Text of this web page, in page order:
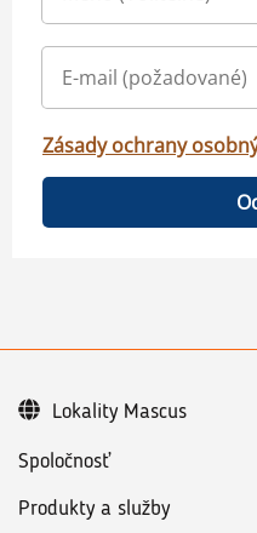
Zásady ochrany
Spoločnosť
Produkty a služby
Lokality Mascus